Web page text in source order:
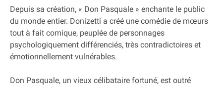
Depuis sa création, « Don Pasquale » enchante le public
du monde entier. Donizetti a créé une comédie de mœurs
tout à fait comique, peuplée de personnages
psychologiquement différenciés, très contradictoires et
émotionnellement vulnérables.
Don Pasquale, un vieux célibataire fortuné, est outré